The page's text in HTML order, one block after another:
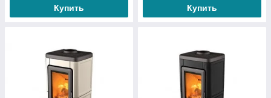
Купить Купить